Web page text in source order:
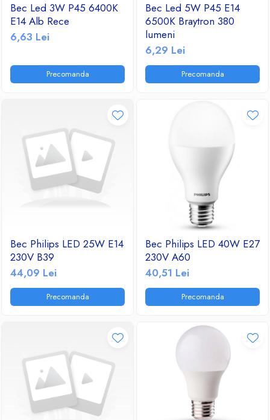
Bec Led 3W P45 6400K
E14 Alb Rece
6,63 Lei
Precomanda
Bec Led 5W P45 E14
6500K Braytron 380
lumeni
6,29 Lei
Precomanda
Bec Philips LED 25W E14
230V B39
44,09 Lei
Precomanda
Bec Philips LED 40W E27
230V A60
40,51 Lei
Precomanda